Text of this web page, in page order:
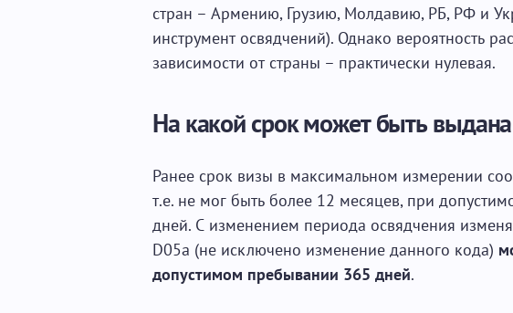
стран – Армению, Грузию, Молдавию, РБ, РФ и
инструмент освядчений). Однако вероятность
зависимости от страны – практически нулевая.
На какой срок может быть
Ранее срок визы в максимальном измерении
т.е. не мог быть более 12 месяцев, при
дней. С изменением периода освядчения
D05a (не исключено изменение данного кода)
допустимом пребывании 365 дней.